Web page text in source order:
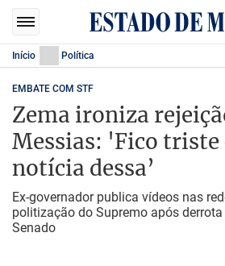
Início Política
EMBATE COM STF
Zema ironiza
Messias: 'Fico triste
notícia dessa’
Ex-governador publica vídeos nas
politização do Supremo após
Senado